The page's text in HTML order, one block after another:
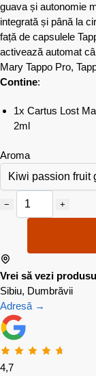
guava și autonomie
integrată și până la
față de capsulele
activează automat
Mary Tappo Pro,
Contine:
1x Cartus Lost
2ml
Aroma
− +
Vrei să vezi
Sibiu, Dumbrăvii
Adresă →
4,7